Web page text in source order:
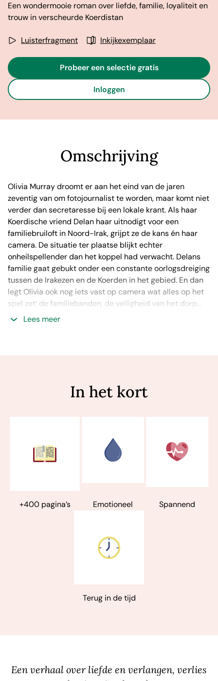
Een wondermooie roman over liefde, familie, loyaliteit en
trouw in verscheurde Koerdistan
Luisterfragment Inkijkexemplaar
Probeer een selectie gratis
Inloggen
Omschrijving
Olivia Murray droomt er aan het eind van de jaren
zeventig van om fotojournalist te worden, maar komt niet
verder dan secretaresse bij een lokale krant. Als haar
Koerdische vriend Delan haar uitnodigt voor een
familiebruiloft in Noord-Irak, grijpt ze de kans én haar
camera. De situatie ter plaatse blijkt echter
onheilspellender dan het koppel had verwacht. Delans
familie gaat gebukt onder een constante oorlogsdreiging
tussen de Irakezen en de Koerden in het gebied. En dan
legt Olivia ook nog iets vast op camera wat alles op het
spel zet: de familiebanden, de veiligheid van het dorp...
en haar grote liefde.
Lees meer
In het kort
+400 pagina’s Emotioneel Spannend
Terug in de tijd
Een verhaal over liefde en verlangen, verlies